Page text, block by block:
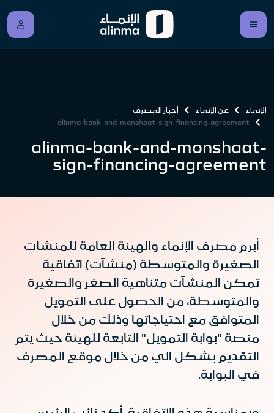
الإنماء عن الإنماء
أخبار المصرف
alinma-bank-and-monshaat-sign-financing-agreement
alinma-bank-and-monshaat-
sign-financing-agreement
أبرم مصرف الإنماء والهيئة العامة للمنشآت
الصغيرة والمتوسطة (منشآت) اتفاقية
تمكن المنشآت متناهية الصغر والصغيرة
والمتوسطة، من الحصول على التمويل
المتوافق مع احتياجاتها وذلك من خلال
منصة "بوابة التمويل" التابعة للهيئة حيث يتم
التقديم بشكل آلي من خلال موقع المصرف
في البوابة.